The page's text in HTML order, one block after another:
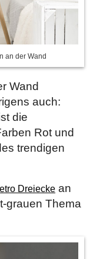
an der Wand
Wand
auch:
die
Rot und
trendigen
Dreiecke an
grauen Thema